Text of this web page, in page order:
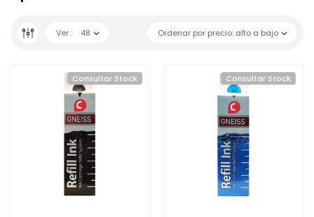
Ordenar por precio: alto a bajo
Ver : 48
Consultar Stock Consultar Stock